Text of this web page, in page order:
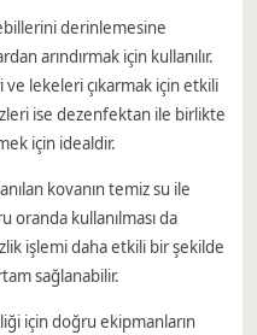
derinlemesine
arındırmak için kullanılır.
ve lekeleri çıkarmak için etkili
ise dezenfektan ile birlikte
için idealdir.
kovanın temiz su ile
oranda kullanılması da
işlemi daha etkili bir şekilde
sağlanabilir.
için doğru ekipmanların